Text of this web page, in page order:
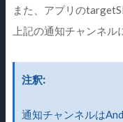
また、アプリの
上記の通知チャンネ
注釈
通知チャンネルは